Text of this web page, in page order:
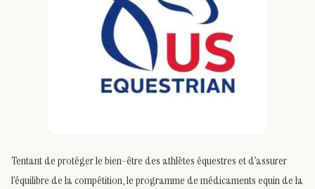
Tentant de protéger le bien-être des athlètes équestres et d’assurer
l’équilibre de la compétition, le programme de médicaments equin de la